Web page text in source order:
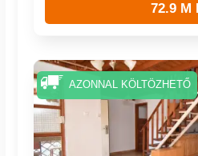
72.9 M
AZONNAL KÖLTÖZHETŐ